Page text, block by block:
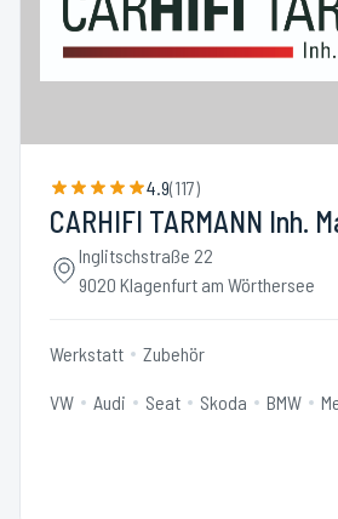
4.9(117)
CARHIFI TARMANN Inh.
Inglitschstraße 22
9020 Klagenfurt am Wörthersee
Werkstatt Zubehör
VW Audi Seat Skoda BMW